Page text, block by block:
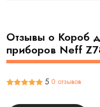
Отзывы о Короб
приборов Neff
5 0 отзывов